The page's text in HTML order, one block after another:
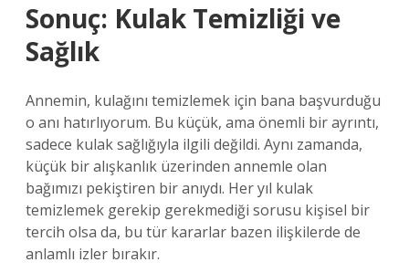
Sonuç: Kulak Temizliği ve
Sağlık
Annemin, kulağını temizlemek için bana başvurduğu
o anı hatırlıyorum. Bu küçük, ama önemli bir ayrıntı,
sadece kulak sağlığıyla ilgili değildi. Aynı zamanda,
küçük bir alışkanlık üzerinden annemle olan
bağımızı pekiştiren bir anıydı. Her yıl kulak
temizlemek gerekip gerekmediği sorusu kişisel bir
tercih olsa da, bu tür kararlar bazen ilişkilerde de
anlamlı izler bırakır.